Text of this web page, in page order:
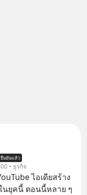
ยืนยันแล้ว
• ธุรกิจ
ไอเดียสร้าง
นยุคนี้ ตอนนี้หลาย ๆ